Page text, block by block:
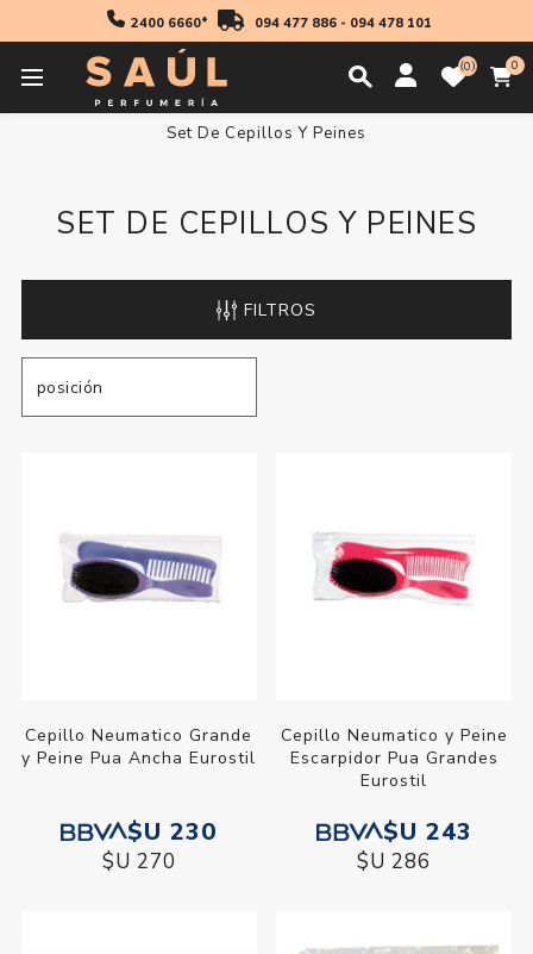
2400 6660* 094 477 886- 094 478 101
0 0
Inicio Accesorios
Set De Cepillos Y Peines
SET DE CEPILLOS Y PEINES
FILTROS
Cepillo Neumatico Grande
y Peine Pua Ancha Eurostil
$U 230
$U 270
Cepillo Neumatico y Peine
Escarpidor Pua Grandes
Eurostil
$U 243
$U 286